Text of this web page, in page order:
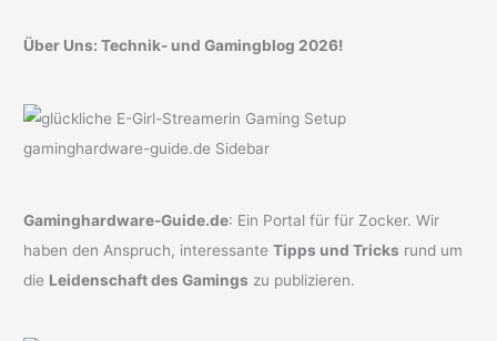
Über Uns: Technik- und Gamingblog 2026!
Gaminghardware-Guide.de: Ein Portal für für Zocker. Wir
haben den Anspruch, interessanteTipps und Tricks rund um
die Leidenschaft des Gamings zu publizieren.